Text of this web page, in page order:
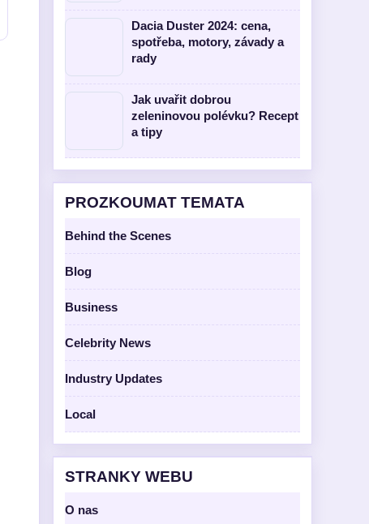
Dacia Duster 2024: cena,
spotřeba, motory, závady a
rady
Jak uvařit dobrou
zeleninovou polévku? Recept
a tipy
PROZKOUMAT TEMATA
Behind the Scenes
Blog
Business
Celebrity News
Industry Updates
Local
STRANKY WEBU
O nas